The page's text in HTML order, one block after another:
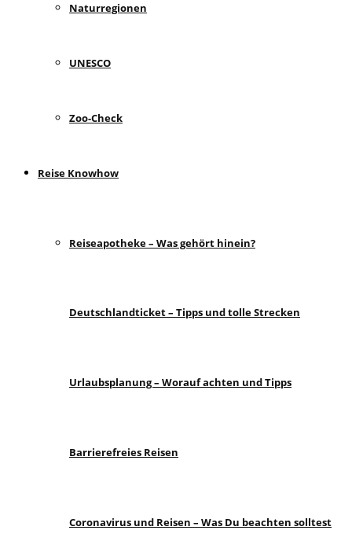
Naturregionen
UNESCO
Zoo-Check
Reise Knowhow
Reiseapotheke – Was gehört hinein?
Deutschlandticket – Tipps und tolle Strecken
Urlaubsplanung – Worauf achten und Tipps
Barrierefreies Reisen
Coronavirus und Reisen – Was Du beachten solltest